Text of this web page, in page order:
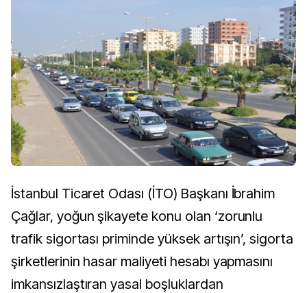
İstanbul Ticaret Odası (İTO) Başkanı İbrahim
Çağlar, yoğun şikayete konu olan ‘zorunlu
trafik sigortası priminde yüksek artışın’, sigorta
şirketlerinin hasar maliyeti hesabı yapmasını
imkansızlaştıran yasal boşluklardan